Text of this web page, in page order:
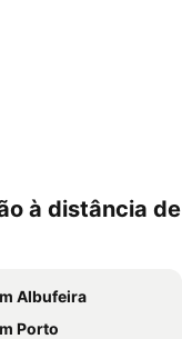
à distância de
Albufeira
Porto